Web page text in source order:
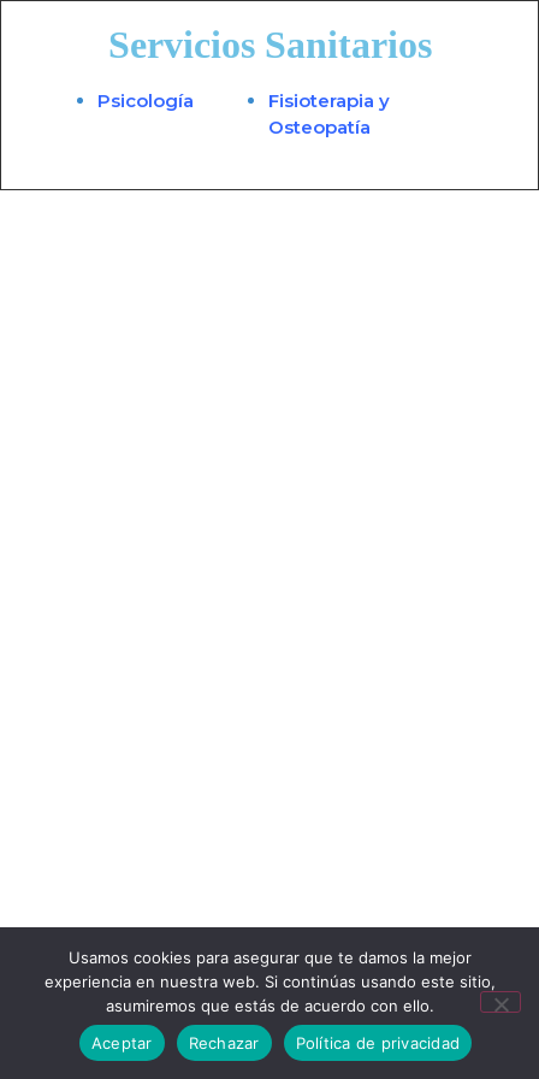
Servicios Sanitarios
Psicología
Fisioterapia y
Osteopatía
Usamos cookies para asegurar que te damos la mejor
experiencia en nuestra web. Si continúas usando este sitio,
asumiremos que estás de acuerdo con ello.
Aceptar
Rechazar Política de privacidad